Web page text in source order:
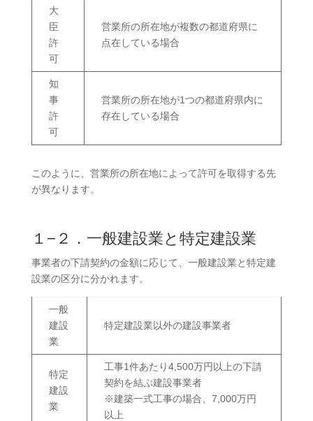
大
臣
許
可
営業所の所在地が複数の都道府県に
点在している場合
知
事
許
可
営業所の所在地が1つの都道府県内に
存在している場合
このように、営業所の所在地によって許可を取得する先
が異なります。
１−２．一般建設業と特定建設業
事業者の下請契約の金額に応じて、一般建設業と特定建
設業の区分に分かれます。
一般
建設
業
特定建設業以外の建設事業者
特定
建設
業
工事1件あたり4,500万円以上の下請
契約を結ぶ建設事業者
※建築一式工事の場合、7,000万円
以上